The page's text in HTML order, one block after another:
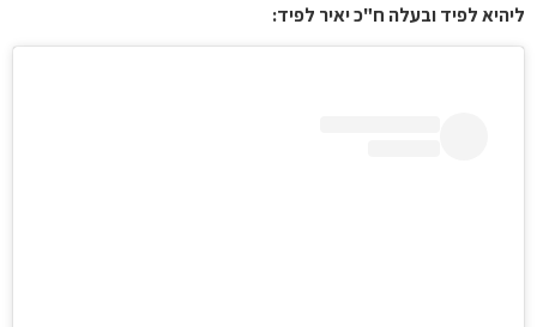
ליהיא לפיד ובעלה ח"כ יאיר לפיד: